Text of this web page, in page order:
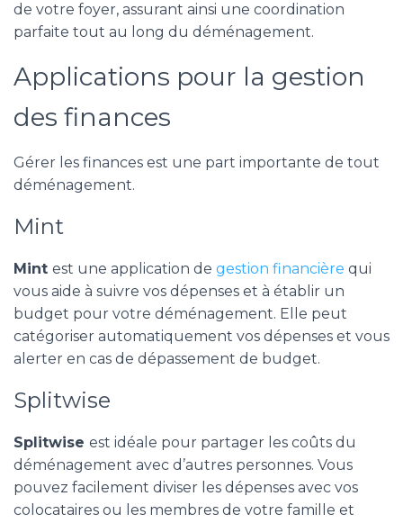
de votre foyer, assurant ainsi une coordination
parfaite tout au long du déménagement.
Applications pour la gestion
des finances
Gérer les finances est une part importante de tout
déménagement.
Mint
Mint est une application de gestion financière qui
vous aide à suivre vos dépenses et à établir un
budget pour votre déménagement. Elle peut
catégoriser automatiquement vos dépenses et vous
alerter en cas de dépassement de budget.
Splitwise
Splitwise est idéale pour partager les coûts du
déménagement avec d’autres personnes. Vous
pouvez facilement diviser les dépenses avec vos
colocataires ou les membres de votre famille et